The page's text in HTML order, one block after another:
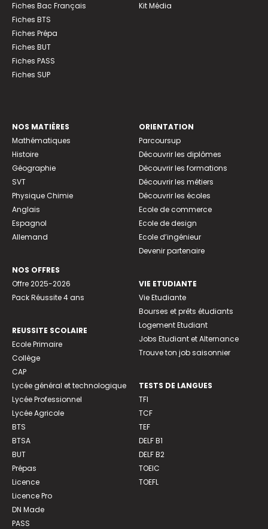
Fiches Bac Français
Fiches BTS
Fiches Prépa
Fiches BUT
Fiches PASS
Fiches SUP
Kit Média
NOS MATIÈRES
Mathématiques
Histoire
Géographie
SVT
Physique Chimie
Anglais
Espagnol
Allemand
NOS OFFRES
Offre 2025-2026
Pack Réussite 4 ans
REUSSITE SCOLAIRE
Ecole Primaire
Collège
CAP
Lycée général et technologique
Lycée Professionnel
Lycée Agricole
BTS
BTSA
BUT
Prépas
Licence
Licence Pro
DN Made
PASS
ORIENTATION
Parcoursup
Découvrir les diplômes
Découvrir les formations
Découvrir les métiers
Découvrir les écoles
Ecole de commerce
Ecole de design
Ecole d’ingénieur
Devenir partenaire
VIE ETUDIANTE
Vie Etudiante
Bourses et prêts étudiants
Logement Etudiant
Jobs Etudiant et Alternance
Trouve ton job saisonnier
TESTS DE LANGUES
TFI
TCF
TEF
DELF B1
DELF B2
TOEIC
TOEFL